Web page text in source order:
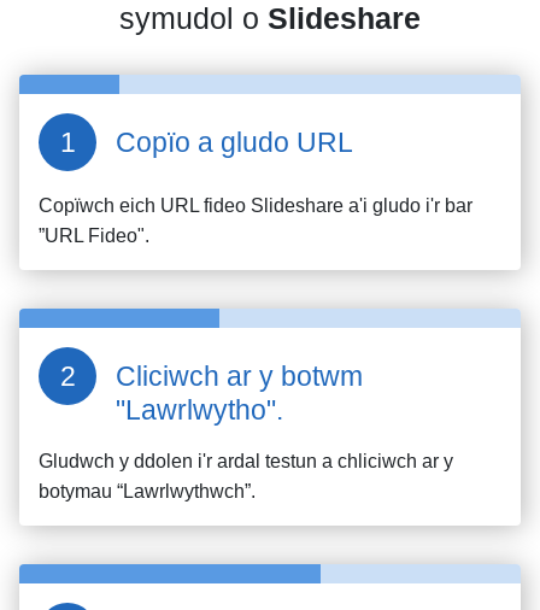
symudol o Slideshare
Copïo a gludo URL
Copïwch eich URL fideo Slideshare a'i gludo i'r bar
”URL Fideo".
Cliciwch ar y botwm
"Lawrlwytho".
Gludwch y ddolen i'r ardal testun a chliciwch ar y
botymau “Lawrlwythwch”.